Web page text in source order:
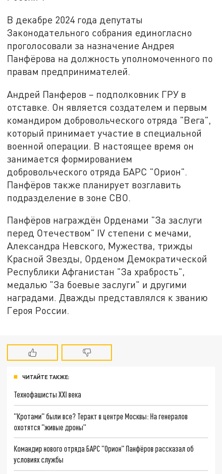
В декабре 2024 года депутаты
Законодательного собрания единогласно
проголосовали за назначение Андрея
Панфёрова на должность уполномоченного по
правам предпринимателей.
Андрей Панферов – подполковник ГРУ в
отставке. Он является создателем и первым
командиром добровольческого отряда "Вега",
который принимает участие в специальной
военной операции. В настоящее время он
занимается формированием
добровольческого отряда БАРС "Орион".
Панфёров также планирует возглавить
подразделение в зоне СВО.
Панфёров награждён Орденами "За заслуги
перед Отечеством" IV степени с мечами,
Александра Невского, Мужества, трижды
Красной Звезды, Орденом Демократической
Республики Афганистан "За храбрость",
медалью "За боевые заслуги" и другими
наградами. Дважды представлялся к званию
Героя России.
ЧИТАЙТЕ ТАКЖЕ:
Технофашисты XXI века
"Кротами" были все? Теракт в центре Москвы: На генералов
охотятся "живые дроны"
Командир нового отряда БАРС "Орион" Панфёров рассказал об
условиях службы